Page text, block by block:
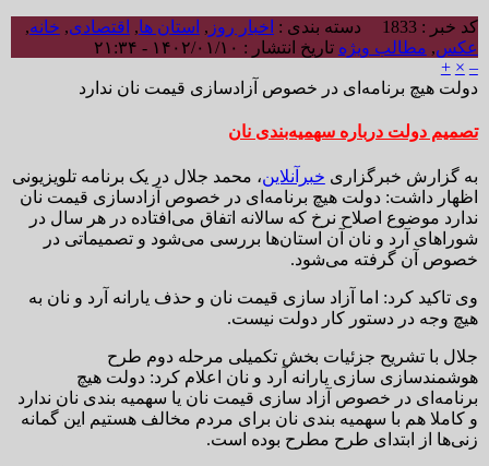
کد خبر : 1833 دسته بندی : اخبار روز , استان ها, اقتصادی, خانه,
عکس, مطالب ویژه تاریخ انتشار : ۱۴۰۲/۰۱/۱۰ - ۲۱:۳۴
–
×
+
دولت هیچ برنامه‌ای در خصوص آزادسازی قیمت نان ندارد
تصمیم دولت درباره سهمیه‌بندی نان
به گزارش خبرگزاری خبرآنلاین، محمد جلال در یک برنامه تلویزیونی
اظهار داشت: دولت هیچ برنامه‌ای در خصوص آزادسازی قیمت نان
ندارد موضوع اصلاح نرخ که سالانه اتفاق می‌افتاده در هر سال در
شوراهای آرد و نان آن استان‌ها بررسی می‌شود و تصمیماتی در
خصوص آن گرفته می‌شود.
وی تاکید کرد: اما آزاد سازی قیمت نان و حذف یارانه آرد و نان به
هیچ وجه در دستور کار دولت نیست.
جلال با تشریح جزئیات بخش تکمیلی مرحله دوم طرح
هوشمندسازی سازی یارانه آرد و نان اعلام کرد: دولت هیچ
برنامه‌ای در خصوص آزاد سازی قیمت نان یا سهمیه بندی نان ندارد
و کاملا هم با سهمیه بندی نان برای مردم مخالف هستیم این گمانه
زنی‌ها از ابتدای طرح مطرح بوده است.